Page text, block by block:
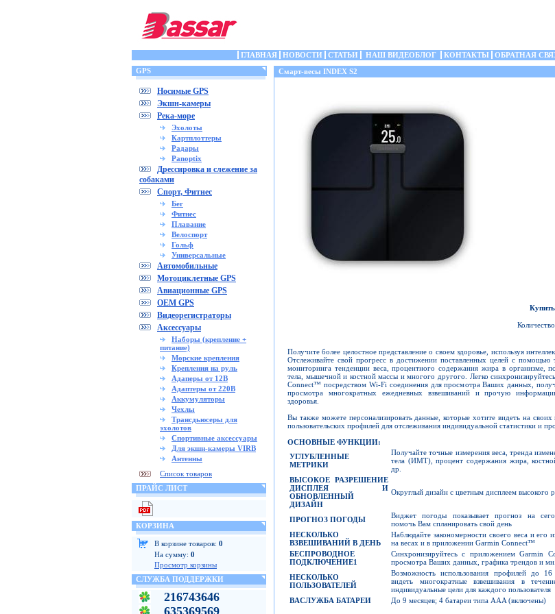
ГЛАВНАЯ НОВОСТИ СТАТЬИ НАШ ВИДЕОБЛОГ КОНТАКТЫ ОБРАТНАЯ
GPS
Носимые GPS
Экшн-камеры
Река-море
Эхолоты
Картплоттеры
Радары
Panoptix
Дрессировка и слежение за
собаками
Спорт, Фитнес
Бег
Фитнес
Плавание
Велоспорт
Гольф
Универсальные
Автомобильные
Мотоциклетные GPS
Авиационные GPS
OEM GPS
Видеорегистраторы
Аксессуары
Наборы (крепление +
питание)
Морские крепления
Крепления на руль
Адаперы от 12В
Адаптеры от 220В
Аккумуляторы
Чехлы
Трансдьюсеры для
эхолотов
Спортивные аксессуары
Для экшн-камеры VIRB
Антенны
Список товаров
ПРАЙС ЛИСТ
КОРЗИНА
В корзине товаров: 0
На сумму: 0
Просмотр корзины
СЛУЖБА ПОДДЕРЖКИ
216743646
635369569
Смарт-весы INDEX S2
Получите более целостное представление о своем здоровье, используя
Отслеживайте свой прогресс в достижении поставленных целей с помощью
мониторинга тенденции веса, процентного содержания жира в организме,
тела, мышечной и костной массы и многого другого. Легко
Connect™ посредством Wi-Fi соединения для просмотра Ваших данных,
просмотра многократных ежедневных взвешиваний и прочую
здоровья.
Вы также можете персонализировать данные, которые хотите видеть на своих
пользовательских профилей для отслеживания индивидуальной статистики и
ОСНОВНЫЕ ФУНКЦИИ:
УГЛУБЛЕННЫЕ
МЕТРИКИ
Получайте точные измерения веса, тренда
тела (ИМТ), процент содержания жира,
др.
ВЫСОКОЕ РАЗРЕШЕНИЕ
ДИСПЛЕЯ И
ОБНОВЛЕННЫЙ
ДИЗАЙН
Округлый дизайн с цветным дисплеем высокого
ПРОГНОЗ ПОГОДЫ
Виджет погоды показывает прогноз на
помочь Вам спланировать свой день
НЕСКОЛЬКО
ВЗВЕШИВАНИЙ В ДЕНЬ
Наблюдайте закономерности своего веса и его
на весах и в приложении Garmin Connect™
БЕСПРОВОДНОЕ
ПОДКЛЮЧЕНИЕ1
Синхронизируйтесь с приложением Garmin
просмотра Ваших данных, графика трендов и
НЕСКОЛЬКО
ПОЛЬЗОВАТЕЛЕЙ
Возможность использования профилей до 16
видеть многократные взвешивания в
индивидуальные цели для каждого пользователя
BAСЛУЖБА БАТАРЕИ До 9 месяцев; 4 батареи типа AAA (включены)